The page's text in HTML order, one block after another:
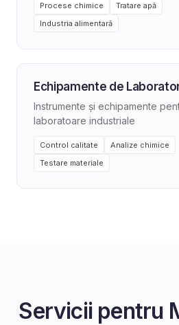
Procese chimice
Tratare apă
Industria alimentară
Echipamente de
Instrumente și echipamente
laboratoare industriale
Control calitate
Analize chimice
Testare materiale
Servicii pentru